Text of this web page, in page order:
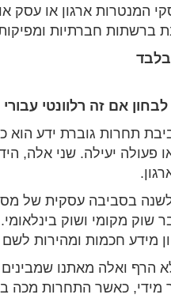
המנטרות ארגון או עסק
ברשתות חברתיות
בלבד
אם זה רלוונטי עבורי
תחרות גוברת ידע הוא
פעולה יעילה. שני אלה,
בסביבה עסקית של
שוק מקומי ושוק
מידע חכמות ומהירות
הרף ואלה מאתנו
מידי, כאשר התחרות מכה